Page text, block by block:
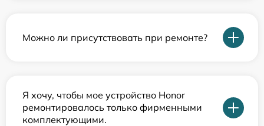
Можно ли присутствовать при ремонте?
Я хочу, чтобы мое устройство Honor
ремонтировалось только фирменными
комплектующими.